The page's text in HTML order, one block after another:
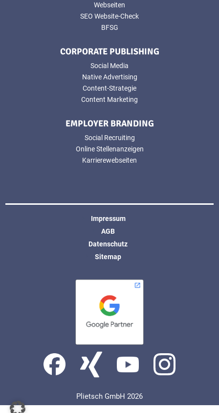
Webseiten
SEO Website-Check
BFSG
CORPORATE PUBLISHING
Social Media
Native Advertising
Content-Strategie
Content Marketing
EMPLOYER BRANDING
Social Recruiting
Online Stellenanzeigen
Karrierewebseiten
Impressum
AGB
Datenschutz
Sitemap
Plietsch GmbH 2026